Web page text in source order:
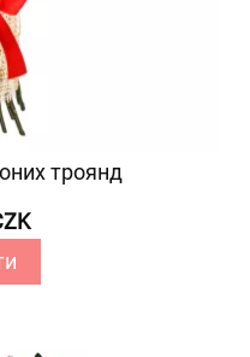
троянд